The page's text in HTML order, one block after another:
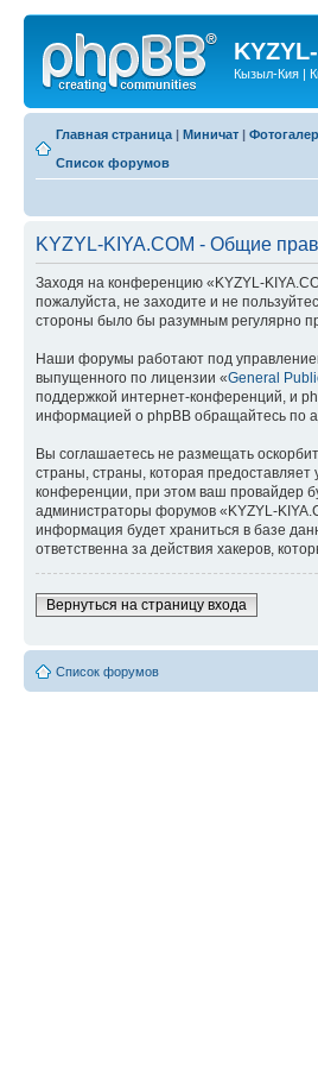
Кызыл-Кия |
Главная страница | Миничат |
Список форумов
KYZYL-KIYA.COM - Общие
Заходя на конференцию «KYZYL-
пожалуйста, не заходите и не
стороны было бы разумным регулярно
Наши форумы работают под
выпущенного по лицензии «General
поддержкой интернет-конференций, и
информацией о phpBB обращайтесь по
Вы соглашаетесь не размещать
страны, страны, которая
конференции, при этом ваш провайдер
администраторы форумов «KYZYL-
информация будет храниться в базе
ответственна за действия хакеров,
Вернуться на страницу входа
Список форумов